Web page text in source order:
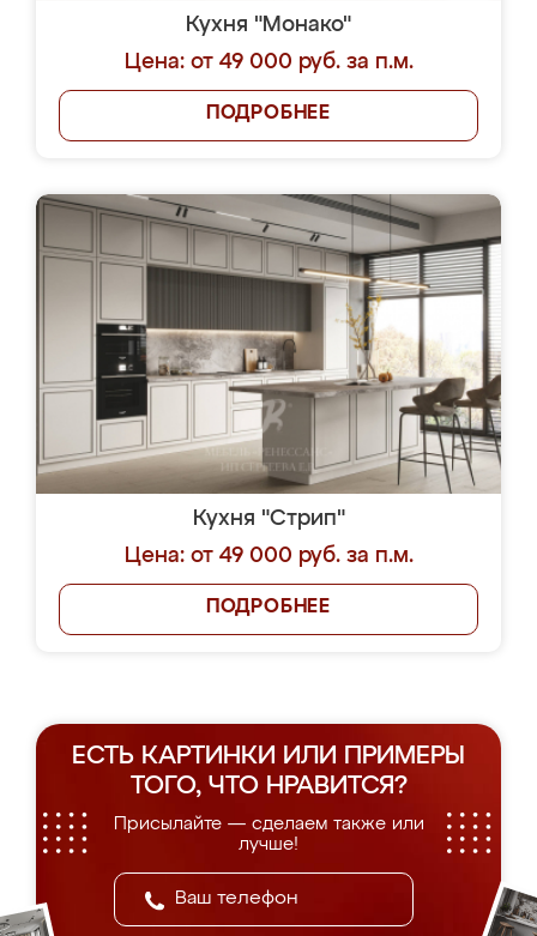
Кухня "Монако"
Цена: от 49 000 руб. за п.м.
ПОДРОБНЕЕ
Кухня "Стрип"
Цена: от 49 000 руб. за п.м.
ПОДРОБНЕЕ
ЕСТЬ КАРТИНКИ ИЛИ ПРИМЕРЫ
ТОГО, ЧТО НРАВИТСЯ?
Присылайте — сделаем также или
лучше!